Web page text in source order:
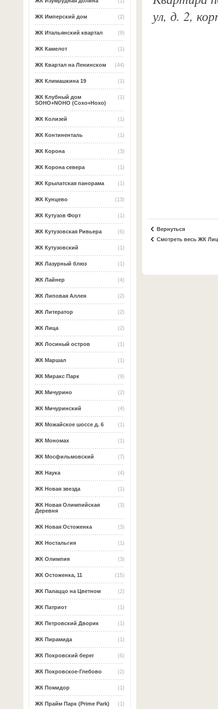
(2)
ЖК Имперский дом
(9)
ЖК Итальянский квартал
(1)
ЖК Камелот
(44)
ЖК Квартал на Ленинском
(1)
ЖК Климашкина 19
(1)
ЖК Клубный дом
SOHO+NOHO (Сохо+Нохо)
(1)
ЖК Колизей
(1)
ЖК Континенталь
(3)
ЖК Корона
(1)
ЖК Корона севера
(1)
ЖК Крылатская панорама
(13)
ЖК Кунцево
(1)
ЖК Кутузов Форт
(6)
ЖК Кутузовская Ривьера
(1)
ЖК Кутузовский
(1)
ЖК Лазурный блюз
(4)
ЖК Лайнер
(2)
ЖК Липовая Аллея
(2)
ЖК Литератор
(2)
ЖК Лица
(1)
ЖК Лосиный остров
(1)
ЖК Маршал
(9)
ЖК Миракс Парк
(2)
ЖК Мичурино
(4)
ЖК Мичуринский
(1)
ЖК Можайское шоссе д. 6
(1)
ЖК Мономах
(7)
ЖК Мосфильмовский
(4)
ЖК Наука
(1)
ЖК Новая звезда
(3)
ЖК Новая Олимпийская
Деревня
(3)
ЖК Новая Остоженка
(1)
ЖК Ностальгия
(3)
ЖК Олимпия
(15)
ЖК Остоженка, 11
(2)
ЖК Палаццо на Цветном
(1)
ЖК Патриот
(1)
ЖК Петровский Дворик
(1)
ЖК Пирамида
(6)
ЖК Покровский берег
(2)
ЖК Покровское-Глебово
(1)
ЖК Помидор
(1)
ЖК Прайм Парк (Prime Park)
ул, д. 2,
Вернуться
Смотреть весь ЖК